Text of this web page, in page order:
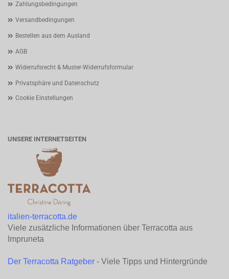
Zahlungsbedingungen
Versandbedingungen
Bestellen aus dem Ausland
AGB
Widerrufsrecht & Muster-Widerrufsformular
Privatsphäre und Datenschutz
Cookie Einstellungen
UNSERE INTERNETSEITEN
italien-terracotta.de
Viele zusätzliche Informationen über Terracotta aus
Impruneta
Der Terracotta Ratgeber - Viele Tipps und Hintergründe